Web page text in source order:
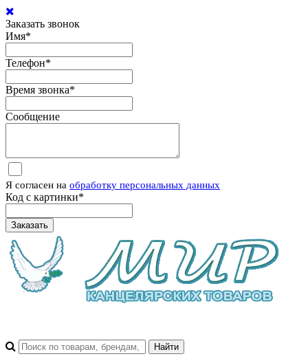
Заказать звонок
Имя*
Телефон*
Время звонка*
Сообщение
Я согласен на обработку персональных данных
Код с картинки*
Заказать